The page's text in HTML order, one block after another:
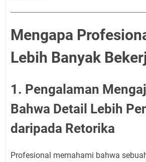
Mengapa
Lebih Banyak
1. Pengalaman
Bahwa Detail Lebih
daripada Retorika
Profesional memahami bahwa